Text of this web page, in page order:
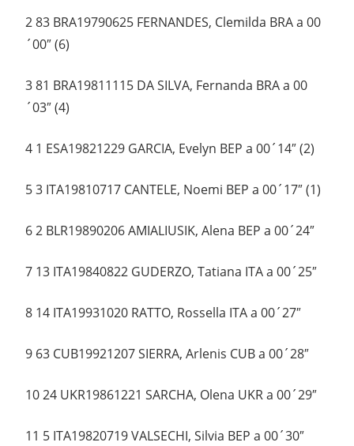
2 83 BRA19790625 FERNANDES, Clemilda BRA a 00
´00″ (6)
3 81 BRA19811115 DA SILVA, Fernanda BRA a 00
´03″ (4)
4 1 ESA19821229 GARCIA, Evelyn BEP a 00´14″ (2)
5 3 ITA19810717 CANTELE, Noemi BEP a 00´17″ (1)
6 2 BLR19890206 AMIALIUSIK, Alena BEP a 00´24″
7 13 ITA19840822 GUDERZO, Tatiana ITA a 00´25″
8 14 ITA19931020 RATTO, Rossella ITA a 00´27″
9 63 CUB19921207 SIERRA, Arlenis CUB a 00´28″
10 24 UKR19861221 SARCHA, Olena UKR a 00´29″
11 5 ITA19820719 VALSECHI, Silvia BEP a 00´30″